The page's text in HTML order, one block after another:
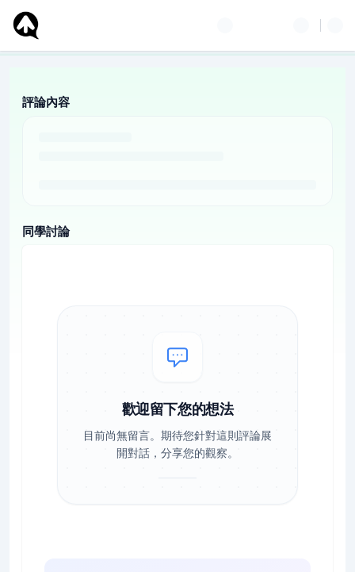
評論內容
同學討論
歡迎留下您的想法
目前尚無留言。期待您針對這則評論展
開對話，分享您的觀察。